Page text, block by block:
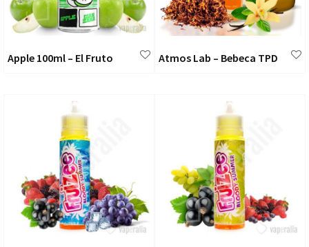
Apple 100ml – El Fruto Atmos Lab – Bebeca TPD